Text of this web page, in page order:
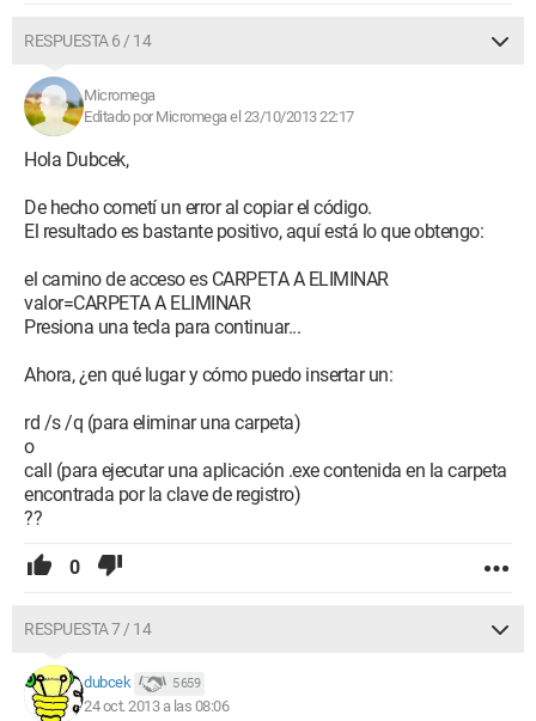
RESPUESTA 6 / 14
Micromega
Editado por Micromega el 23/10/2013 22:17
Hola Dubcek,
De hecho cometí un error al copiar el código.
El resultado es bastante positivo, aquí está lo que obtengo:
el camino de acceso es CARPETA A ELIMINAR
valor=CARPETA A ELIMINAR
Presiona una tecla para continuar...
Ahora, ¿en qué lugar y cómo puedo insertar un:
rd /s /q (para eliminar una carpeta)
o
call (para ejecutar una aplicación .exe contenida en la carpeta
encontrada por la clave de registro)
??
0
RESPUESTA 7 / 14
dubcek 5 659
24 oct. 2013 a las 08:06